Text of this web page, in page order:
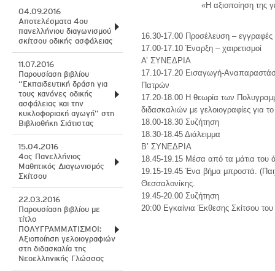
04.09.2016
Αποτελέσματα 4ου
πανελλήνιου διαγωνισμού
σκίτσου οδικής ασφάλειας
11.07.2016
Παρουσίαση βιβλίου
“Eκπαιδευτική δράση για
τους κανόνες οδικής
ασφάλειας και την
κυκλοφοριακή αγωγή” στη
Βιβλιοθήκη Σιάτιστας
15.04.2016
4ος Πανελλήνιος
Μαθητικός Διαγωνισμός
Σκίτσου
22.03.2016
Παρουσίαση βιβλίου με
τίτλο
ΠΟΛΥΓΡΑΜΜΑΤΙΣΜΟΙ:
Αξιοποίηση γελοιογραφιών
στη διδασκαλία της
Νεοελληνικής Γλώσσας
«Η αξιοποίηση της
16.30-17.00 Προσέλευση – εγγραφές
17.00-17.10 Έναρξη – χαιρετισμοί
Α’ ΣΥΝΕΔΡΙΑ
17.10-17.20 Εισαγωγή-
Πατρών
17.20-18.00 Η θεωρία των
διδασκαλιών με γελοιογραφίες για
18.00-18.30 Συζήτηση
18.30-18.45 Διάλειμμα
Β’ ΣΥΝΕΔΡΙΑ
18.45-19.15 Μέσα από τα μάτια του
19.15-19.45 Ένα βήμα μπροστά.
Θεσσαλονίκης.
19.45-20.00 Συζήτηση
20:00 Εγκαίνια Έκθεσης Σκίτσου